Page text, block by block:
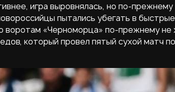
игра выровнялась, но по-
пытались убегать в
воротам «Черноморца» по-прежнему
который провел пятый сухой матч